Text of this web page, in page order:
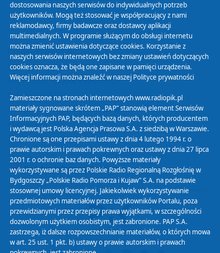
Polityka Prywatności
Zasady korzystania z Serwisu
Organizacje Pożytku Publicznego
Cyfryzacja DAB+
Polityka ochrony danych osobowych
Abonament
Zamówienia publiczne
Biuletyn Informacji Publicznej
dostosowania naszych serwisów do indywidualnych potrzeb
użytkowników. Mogą też stosować je współpracujący z nami
reklamodawcy, firmy badawcze oraz dostawcy aplikacji
multimedialnych. W programie służącym do obsługi internetu
można zmienić ustawienia dotyczące cookies. Korzystanie z
naszych serwisów internetowych bez zmiany ustawień dotyczących
cookies oznacza, że będą one zapisane w pamięci urządzenia.
Więcej informacji można znaleźć w naszej Polityce prywatności
Zamieszczone na stronach internetowych www.radiopik.pl
materiały sygnowane skrótem „PAP” stanowią element Serwisów
Informacyjnych PAP, będących bazą danych, których producentem
i wydawcą jest Polska Agencja Prasowa S.A. z siedzibą w Warszawie.
Chronione są one przepisami ustawy z dnia 4 lutego 1994 r. o
prawie autorskim i prawach pokrewnych oraz ustawy z dnia 27 lipca
2001 r. o ochronie baz danych. Powyższe materiały
wykorzystywane są przez Polskie Radio Regionalną Rozgłośnię w
Bydgoszczy „Polskie Radio Pomorza i Kujaw” S.A. na podstawie
stosownej umowy licencyjnej. Jakiekolwiek wykorzystywanie
przedmiotowych materiałów przez użytkowników Portalu, poza
przewidzianymi przez przepisy prawa wyjątkami, w szczególności
dozwolonym użytkiem osobistym, jest zabronione. PAP S.A.
zastrzega, iż dalsze rozpowszechnianie materiałów, o których mowa
w art. 25 ust. 1 pkt. b) ustawy o prawie autorskim i prawach